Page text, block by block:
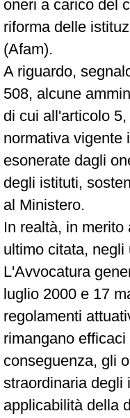
oneri a carico del
riforma delle
(Afam).
A riguardo,
508, alcune
di cui all'articolo
normativa vigente
esonerate dagli
degli istituti,
al Ministero.
In realtà, in
ultimo citata,
L'Avvocatura
luglio 2000 e 17
regolamenti
rimangano
conseguenza, gli
straordinaria degli
applicabilità della